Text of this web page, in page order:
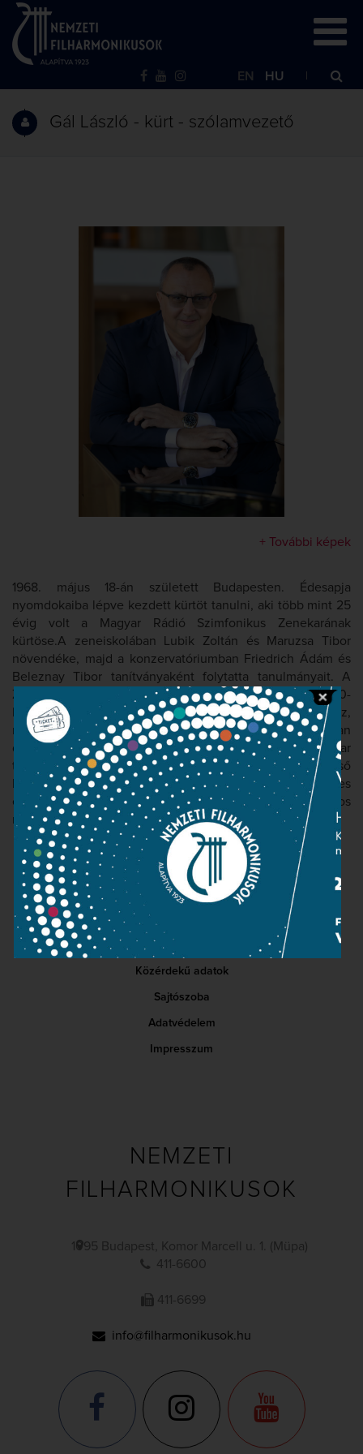
EN HU
Gál László - kürt - szólamvezető
+ További képek
1968. május 18-án született Budapesten. Édesapja
nyomdokaiba lépve kezdett kürtöt tanulni, aki több mint 25
évig volt a Magyar Rádió Szimfonikus Zenekarának
kürtöse.A zeneiskolában Lubik Zoltán és Maruzsa Tibor
növendéke, majd a konzervatóriumban Friedrich Ádám és
Beleznay Tibor tanítványaként folytatta tanulmányait. A
Zeneakadémián Friedrich Ádám mellett tanult tovább.1990-
ben csatlakozott a Magyar Állami Operaház együtteséhez,
majd 1991-ben a Magyar Állami Hangversenyzenekarban
dolgozott. 1992-től 2000-ig a Budapesti Fesztiválzenekar
tagja, 2000 óta a Nemzeti Filharmonikus Zenekar első
kürtöse.Szólistaként, valamint a Budapesti Fúvósegyüttes
és a Budapest Fesztivál Kürt kvartett tagjaként számos
nemzetközi fellépésen és CD felvételen közreműködött.
Kapcsolat
Közérdekű adatok
Sajtószoba
Adatvédelem
Impresszum
NEMZETI
FILHARMONIKUSOK
1095 Budapest, Komor Marcell u. 1. (Müpa)
411-6600
411-6699
info@filharmonikusok.hu